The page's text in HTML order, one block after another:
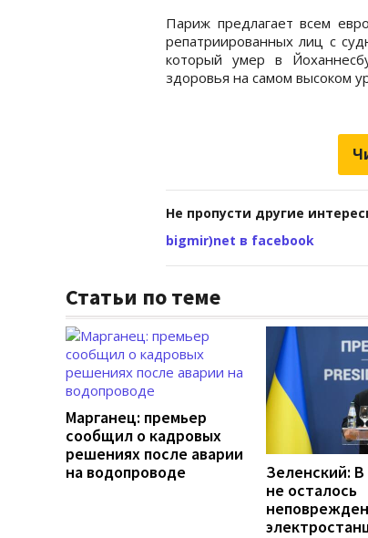
Париж предлагает всем
репатриированных лиц с
который умер в
здоровья на самом высоком
Не пропусти другие
bigmir)net в facebook
Статьи по теме
Марганец: премьер
сообщил о кадровых
решениях после аварии
на водопроводе
Зеленский: В
не осталось